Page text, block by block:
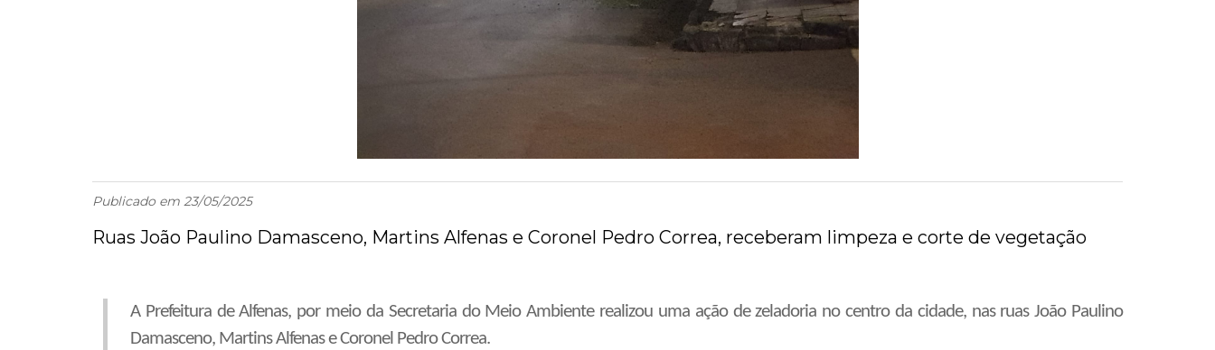
Publicado em 23/05/2025
Ruas João Paulino Damasceno, Martins Alfenas e Coronel Pedro Correa, receberam limpeza e corte de vegetação
A Prefeitura de Alfenas, por meio da Secretaria do Meio Ambiente realizou uma ação de zeladoria no centro da cidade, nas ruas João Paulino
Damasceno, Martins Alfenas e Coronel Pedro Correa.